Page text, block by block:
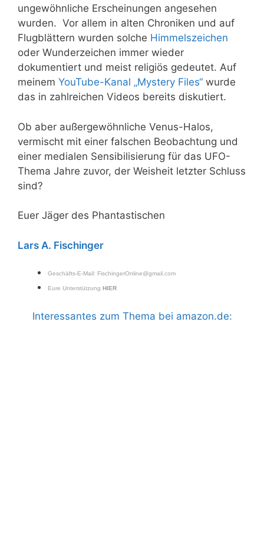
ungewöhnliche Erscheinungen angesehen
wurden. Vor allem in alten Chroniken und auf
Flugblättern wurden solche Himmelszeichen
oder Wunderzeichen immer wieder
dokumentiert und meist religiös gedeutet. Auf
meinem YouTube-Kanal „Mystery Files“ wurde
das in zahlreichen Videos bereits diskutiert.
Ob aber außergewöhnliche Venus-Halos,
vermischt mit einer falschen Beobachtung und
einer medialen Sensibilisierung für das UFO-
Thema Jahre zuvor, der Weisheit letzter Schluss
sind?
Euer Jäger des Phantastischen
Lars A. Fischinger
Geschäfts-E-Mail: FischingerOnline@gmail.com
Eure Unterstützung HIER
Interessantes zum Thema bei amazon.de: